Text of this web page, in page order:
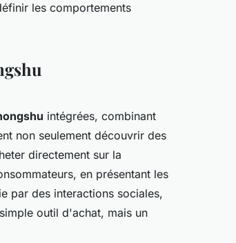
les comportements
intégrées, combinant
non seulement découvrir des
directement sur la
en présentant les
par des interactions sociales,
outil d'achat, mais un